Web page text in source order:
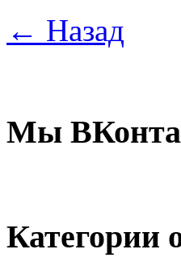
← Назад
Мы
Категории